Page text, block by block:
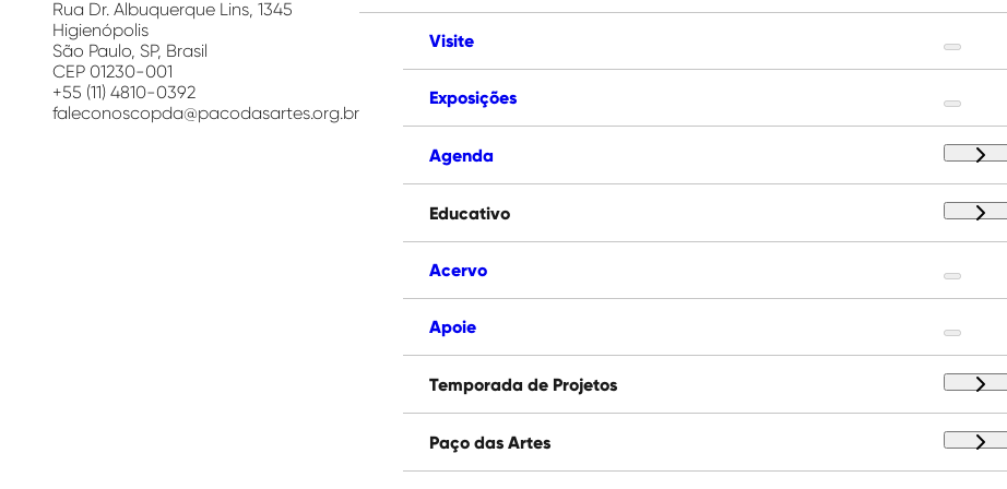
Artes
Rua Dr. Albuquerque Lins, 1345
Higienópolis
São Paulo, SP, Brasil
CEP 01230-001
+55 (11) 4810-0392
faleconoscopda@pacodasartes.org.br
Visite
Exposições
Agenda
Educativo
Acervo
Apoie
Temporada de Projetos
Paço das Artes